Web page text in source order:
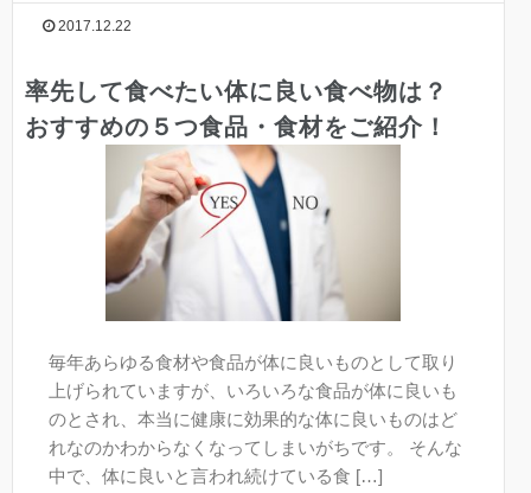
2017.12.22
率先して食べたい体に良い食べ物は？
おすすめの５つ食品・食材をご紹介！
毎年あらゆる食材や食品が体に良いものとして取り
上げられていますが、いろいろな食品が体に良いも
のとされ、本当に健康に効果的な体に良いものはど
れなのかわからなくなってしまいがちです。 そんな
中で、体に良いと言われ続けている食 […]